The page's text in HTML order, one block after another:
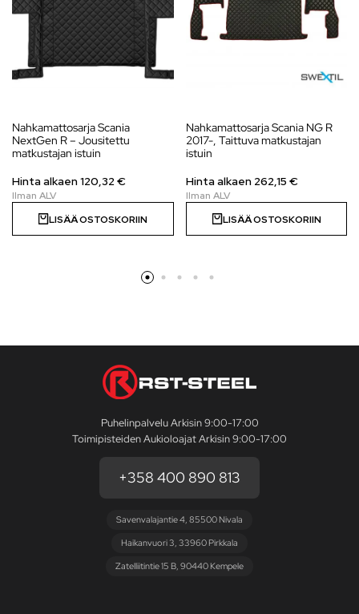
Nahkamattosarja Scania
NextGen R – Jousitettu
matkustajan istuin
Hinta alkaen 120,32 €
LISÄÄ OSTOSKORIIN
Nahkamattosarja Scania NG R
2017-, Taittuva matkustajan
istuin
Hinta alkaen 262,15 €
LISÄÄ OSTOSKORIIN
Puhelinpalvelu Arkisin 9:00-17:00
Toimipisteiden Aukioloajat Arkisin 9:00-17:00
+358 400 890 813
Savenvalajantie 4, 85500 Nivala
Haikanvuori 3, 33960 Pirkkala
Zatelliitintie 15 B, 90440 Kempele